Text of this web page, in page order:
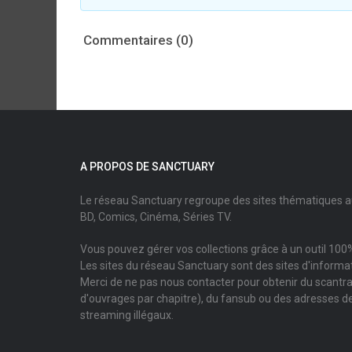
Commentaires (0)
A PROPOS DE SANCTUARY
Le réseau Sanctuary regroupe des sites thématiques
BD, Comics, Cinéma, Séries TV.
Vous pouvez gérer vos collections grâce à un outil
Les sites du réseau Sanctuary sont des sites
Merci de ne pas nous contacter pour obtenir du
d'ouvrages par chapitre), du fansub ou des adresses
streaming illégaux.